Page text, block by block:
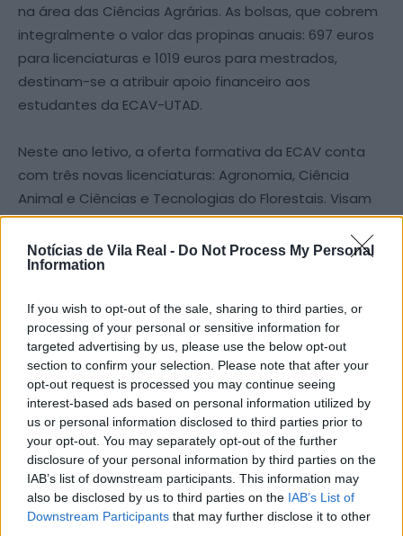
Notícias de Vila Real - Do Not Process My Personal
Information
If you wish to opt-out of the sale, sharing to third parties, or
processing of your personal or sensitive information for
targeted advertising by us, please use the below opt-out
section to confirm your selection. Please note that after your
opt-out request is processed you may continue seeing
interest-based ads based on personal information utilized by
us or personal information disclosed to third parties prior to
your opt-out. You may separately opt-out of the further
disclosure of your personal information by third parties on the
IAB’s list of downstream participants. This information may
also be disclosed by us to third parties on the IAB’s List of
Downstream Participants that may further disclose it to other
na área das Ciências Agrárias. As bolsas, que cobrem
integralmente o valor das propinas anuais: 697 euros
para licenciaturas e 1019 euros para mestrados,
destinam-se a atribuir apoio financeiro aos
estudantes da ECAV-UTAD.
Neste ano letivo, a oferta formativa da ECAV conta
com três novas licenciaturas: Agronomia, Ciência
Animal e Ciências e Tecnologias do Florestais. Visam
responder à procura por formação especializada nas
áreas das ciências agrárias, reforçando o
compromisso da universidade com a
valorização dos recursos naturais.
Nas bolsas Agro@TecVerde serão contemplados os
estudantes com melhor classificação ingressados por
Concurso Nacional de Acesso e por Concurso
Específico para titulares dos cursos de dupla
certificação (via profissionalizante). Serão ainda
contemplados os estudantes do 2.º e 3.º anos dos
cursos de licenciatura com classificação mais
elevada e os estudantes que ingressaram nos cursos